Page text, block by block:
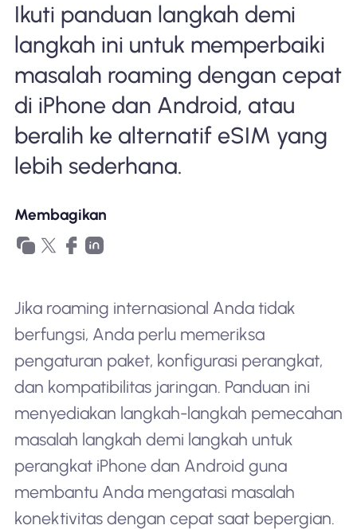
Ikuti panduan langkah demi
langkah ini untuk memperbaiki
masalah roaming dengan cepat
di iPhone dan Android, atau
beralih ke alternatif eSIM yang
lebih sederhana.
Membagikan
Jika roaming internasional Anda tidak
berfungsi, Anda perlu memeriksa
pengaturan paket, konfigurasi perangkat,
dan kompatibilitas jaringan. Panduan ini
menyediakan langkah-langkah pemecahan
masalah langkah demi langkah untuk
perangkat iPhone dan Android guna
membantu Anda mengatasi masalah
konektivitas dengan cepat saat bepergian.